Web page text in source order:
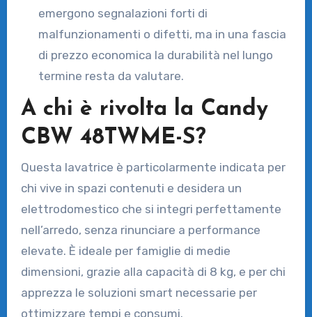
emergono segnalazioni forti di
malfunzionamenti o difetti, ma in una fascia
di prezzo economica la durabilità nel lungo
termine resta da valutare.
A chi è rivolta la Candy
CBW 48TWME-S?
Questa lavatrice è particolarmente indicata per
chi vive in spazi contenuti e desidera un
elettrodomestico che si integri perfettamente
nell’arredo, senza rinunciare a performance
elevate. È ideale per famiglie di medie
dimensioni, grazie alla capacità di 8 kg, e per chi
apprezza le soluzioni smart necessarie per
ottimizzare tempi e consumi.